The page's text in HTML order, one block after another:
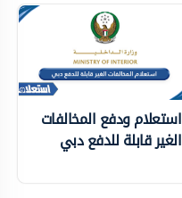
استعلام ودفع المخالفات
الغير قابلة للدفع دبي